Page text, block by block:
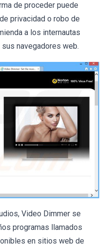
de proceder puede
privacidad o robo de
a los internautas
navegadores web.
Video Dimmer se
programas llamados
en sitios web de